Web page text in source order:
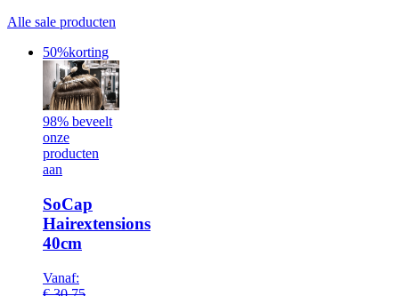
Alle sale producten
50%korting
98% beveelt
onze
producten
aan
SoCap
Hairextensions
40cm
Vanaf: